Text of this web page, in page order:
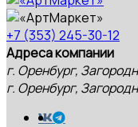
+7 (353) 245-30-12
Адреса компании
г. Оренбург,
г. Оренбург,